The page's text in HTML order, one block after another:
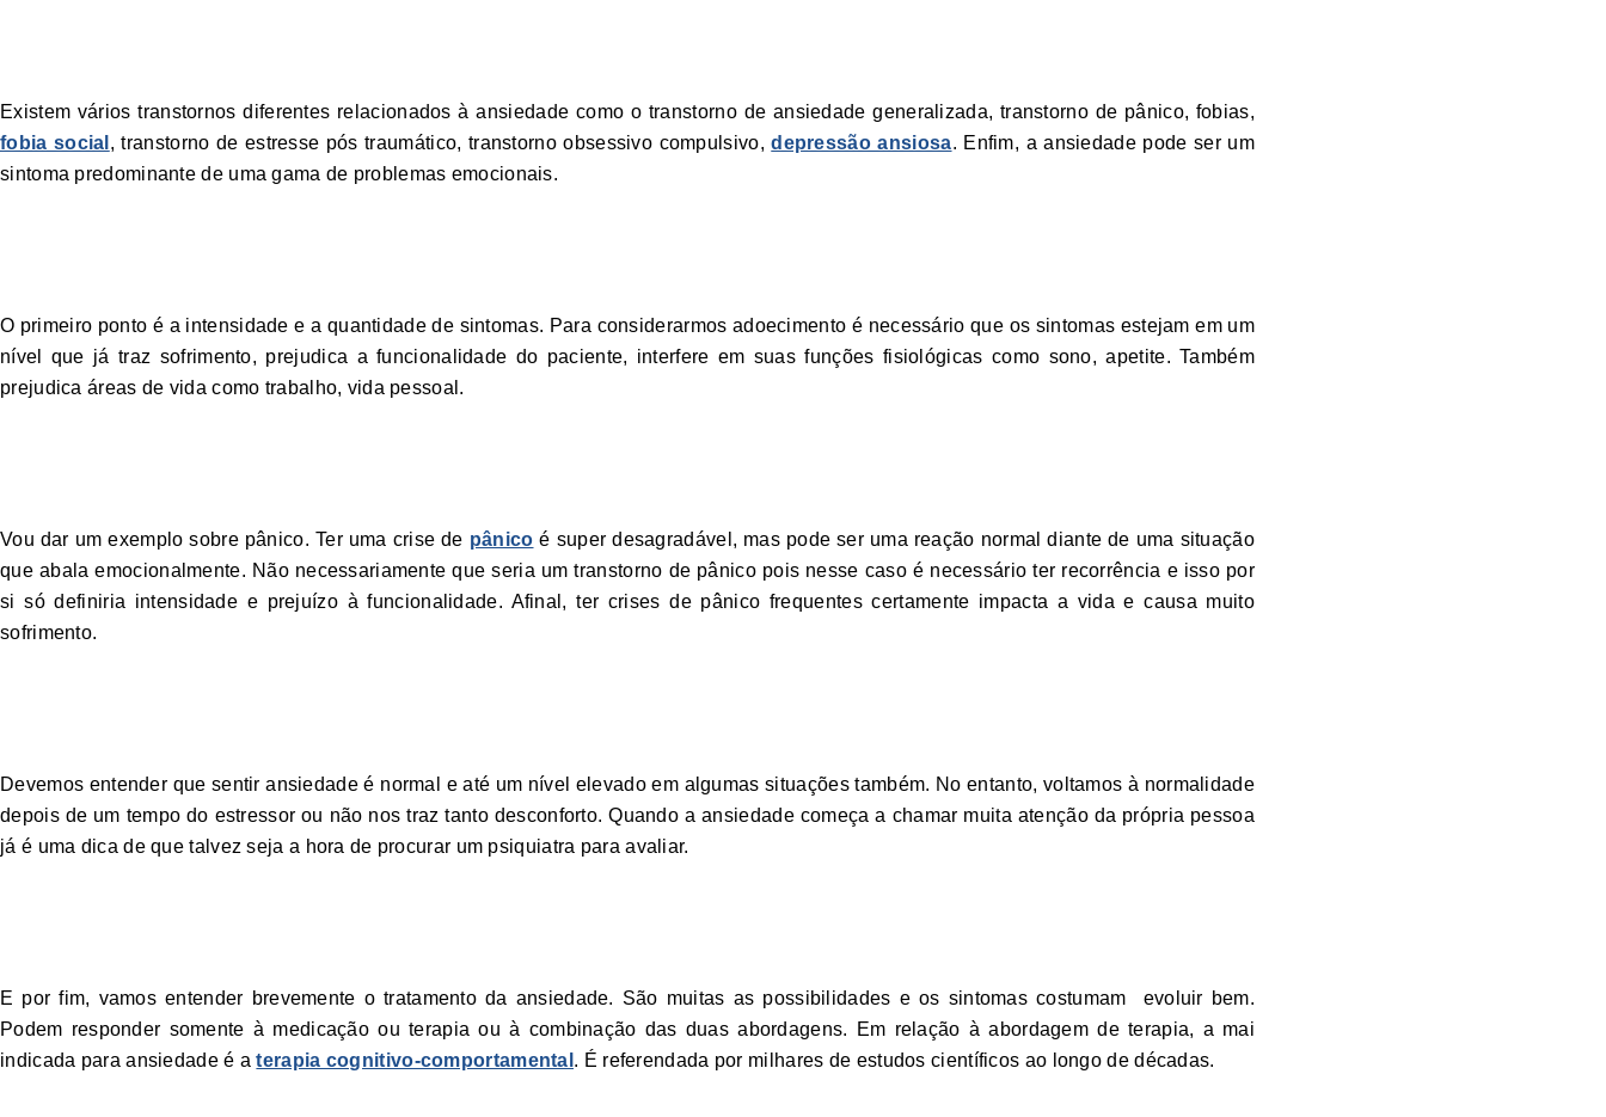
Existem vários transtornos diferentes relacionados à ansiedade como o transtorno de ansiedade generalizada, transtorno de pânico, fobias,
fobia social , transtorno de estresse pós traumático, transtorno obsessivo compulsivo,depressão ansiosa. Enfim, a ansiedade pode ser um
sintoma predominante de uma gama de problemas emocionais.
O primeiro ponto é a intensidade e a quantidade de sintomas. Para considerarmos adoecimento é necessário que os sintomas estejam em um
nível que já traz sofrimento, prejudica a funcionalidade do paciente, interfere em suas funções fisiológicas como sono, apetite. Também
prejudica áreas de vida como trabalho, vida pessoal.
Vou dar um exemplo sobre pânico. Ter uma crise de pânico é super desagradável, mas pode ser uma reação normal diante de uma situação
que abala emocionalmente. Não necessariamente que seria um transtorno de pânico pois nesse caso é necessário ter recorrência e isso por
si só definiria intensidade e prejuízo à funcionalidade. Afinal, ter crises de pânico frequentes certamente impacta a vida e causa muito
sofrimento.
Devemos entender que sentir ansiedade é normal e até um nível elevado em algumas situações também. No entanto, voltamos à normalidade
depois de um tempo do estressor ou não nos traz tanto desconforto. Quando a ansiedade começa a chamar muita atenção da própria pessoa
já é uma dica de que talvez seja a hora de procurar um psiquiatra para avaliar.
E por fim, vamos entender brevemente o tratamento da ansiedade. São muitas as possibilidades e os sintomas costumam evoluir bem.
Podem responder somente à medicação ou terapia ou à combinação das duas abordagens. Em relação à abordagem de terapia, a mai
indicada para ansiedade é aterapia cognitivo-comportamental . É referendada por milhares de estudos científicos ao longo de décadas.